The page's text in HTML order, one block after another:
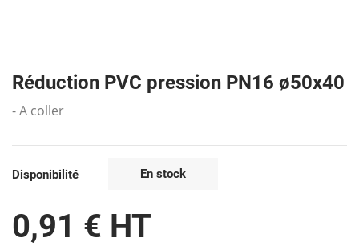
Réduction PVC pression PN16 ø50x40
- A coller
Disponibilité En stock
0,91 € HT